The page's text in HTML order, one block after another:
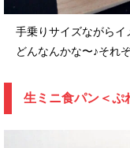
手乗りサイズながら
どんなんかな〜♪それ
生ミニ食パン＜ぷ